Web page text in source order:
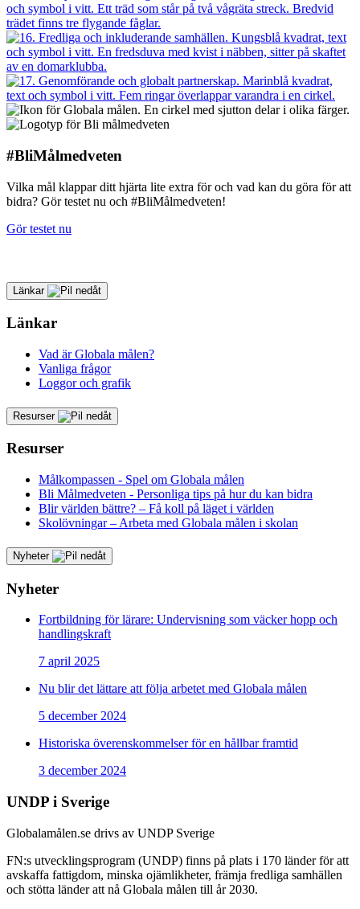
#BliMålmedveten
Vilka mål klappar ditt hjärta lite extra för och vad kan du göra för att
bidra? Gör testet nu och #BliMålmedveten!
Gör testet nu
Länkar
Länkar
Vad är Globala målen?
Vanliga frågor
Loggor och grafik
Resurser
Resurser
Målkompassen - Spel om Globala målen
Bli Målmedveten - Personliga tips på hur du kan bidra
Blir världen bättre? – Få koll på läget i världen
Skolövningar – Arbeta med Globala målen i skolan
Nyheter
Nyheter
Fortbildning för lärare: Undervisning som väcker hopp och
handlingskraft
7 april 2025
Nu blir det lättare att följa arbetet med Globala målen
5 december 2024
Historiska överenskommelser för en hållbar framtid
3 december 2024
UNDP i Sverige
Globalamålen.se drivs av UNDP Sverige
FN:s utvecklingsprogram (UNDP) finns på plats i 170 länder för att
avskaffa fattigdom, minska ojämlikheter, främja fredliga samhällen
och stötta länder att nå Globala målen till år 2030.